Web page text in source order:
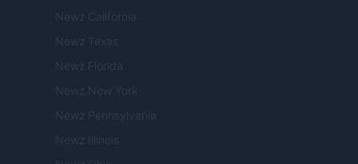
Newz California
Newz Texas
Newz Florida
Newz New York
Newz Pennsylvania
Newz Illinois